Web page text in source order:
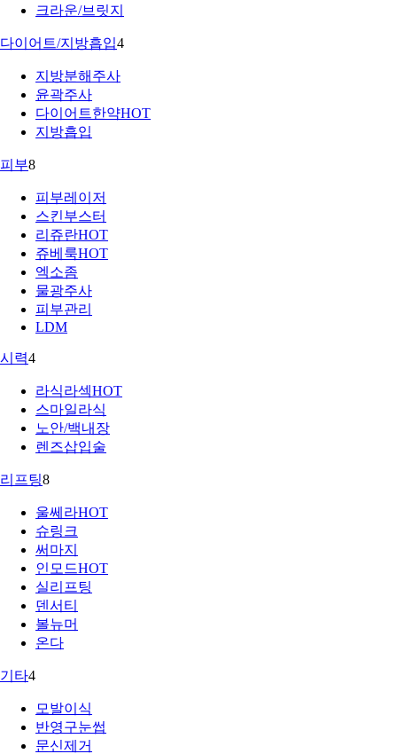
크라운/브릿지
다이어트/지방흡입4
지방분해주사
윤곽주사
다이어트한약HOT
지방흡입
피부8
피부레이저
스킨부스터
리쥬란HOT
쥬베룩HOT
엑소좀
물광주사
피부관리
LDM
시력4
라식라섹HOT
스마일라식
노안/백내장
렌즈삽입술
리프팅8
울쎄라HOT
슈링크
써마지
인모드HOT
실리프팅
덴서티
볼뉴머
온다
기타4
모발이식
반영구눈썹
문신제거